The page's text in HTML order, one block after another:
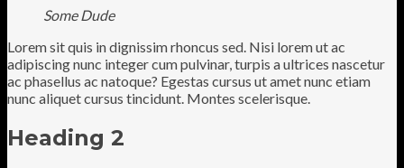
Some Dude
Lorem sit quis in dignissim rhoncus sed. Nisi lorem ut ac
adipiscing nunc integer cum pulvinar, turpis a ultrices nascetur
ac phasellus ac natoque? Egestas cursus ut amet nunc etiam
nunc aliquet cursus tincidunt. Montes scelerisque.
Heading 2